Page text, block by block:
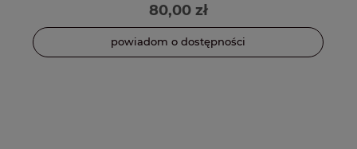
80,00 zł
powiadom o dostępności